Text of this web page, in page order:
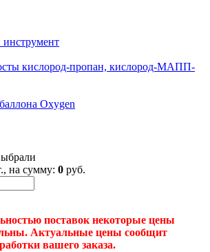
кислород-пропан, кислород-МАПП-
Oxygen
на сумму: 0 руб.
поставок некоторые цены
Актуальные цены сообщит
вашего заказа.